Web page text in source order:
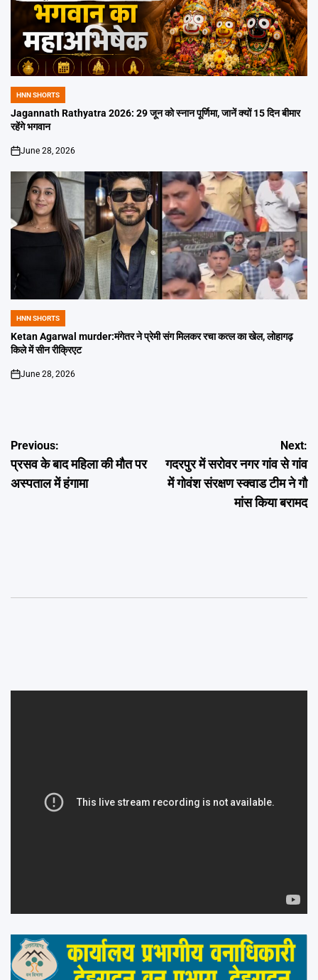
POSTED
IN
HNN SHORTS
Jagannath Rathyatra 2026: 29 जून को स्नान पूर्णिमा, जानें क्यों 15 दिन बीमार
रहेंगे भगवान
on
June 28, 2026
POSTED
IN
HNN SHORTS
Ketan Agarwal murder:मंगेतर ने प्रेमी संग मिलकर रचा कत्ल का खेल, लोहागढ़
किले में सीन रीक्रिएट
on
June 28, 2026
Post
navigation
Previous:
प्रसव के बाद महिला की मौत पर
अस्पताल में हंगामा
Next:
गदरपुर में सरोवर नगर गांव से गांव
में गोवंश संरक्षण स्क्वाड टीम ने गौ
मांस किया बरामद